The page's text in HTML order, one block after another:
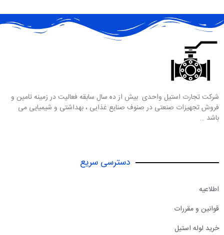
شرکت تجارت استیل واحدی بیش از ده سال سابقه فعالیت در زمینه تامین و
فروش تجهیزات صنعتی در صنوف صنایع غذایی ، بهداشتی و شیمیایی می
باشد …
دسترسی سریع
اطلاعیه
قوانین و مقررات
خرید لوله استیل